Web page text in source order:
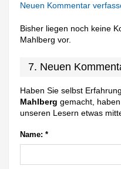
Neuen Kommentar
Bisher liegen noch keine
Mahlberg vor.
7. Neuen
Haben Sie selbst
Mahlberg gemacht,
unseren Lesern etwas
Name: *